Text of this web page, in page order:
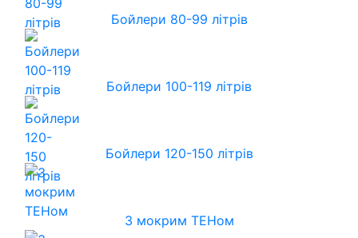
Бойлери 80-99 літрів
Бойлери 100-119 літрів
Бойлери 120-150 літрів
З мокрим ТЕНом